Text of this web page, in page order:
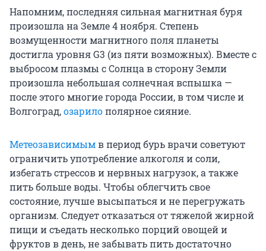
Напомним, последняя сильная магнитная буря
произошла на Земле 4 ноября. Степень
возмущенности магнитного поля планеты
достигла уровня G3 (из пяти возможных). Вместе с
выбросом плазмы с Солнца в сторону Земли
произошла небольшая солнечная вспышка —
после этого многие города России, в том числе и
Волгоград,озарилополярное сияние.
Метеозависимымв период бурь врачи советуют
ограничить употребление алкоголя и соли,
избегать стрессов и нервных нагрузок, а также
пить больше воды. Чтобы облегчить свое
состояние, лучше высыпаться и не перегружать
организм. Следует отказаться от тяжелой жирной
пищи и съедать несколько порций овощей и
фруктов в день, не забывать пить достаточно